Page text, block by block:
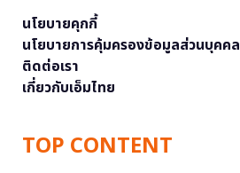
นโยบายคุกกี้
นโยบายการคุ้มครองข้อมูลส่วนบุคคล
ติดต่อเรา
เกี่ยวกับเอ็มไทย
TOP CONTENT